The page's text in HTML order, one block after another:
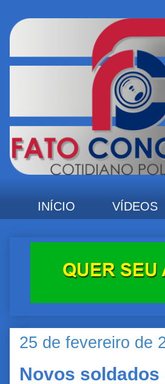
INÍCIO VÍDEOS
25 de fevereiro de
Novos